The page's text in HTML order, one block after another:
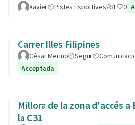
Xavier Pistes Esportives 1 0
Carrer Illes Filipines
César Merino Segur
Acceptada
Millora de la zona d'accés a
la C31